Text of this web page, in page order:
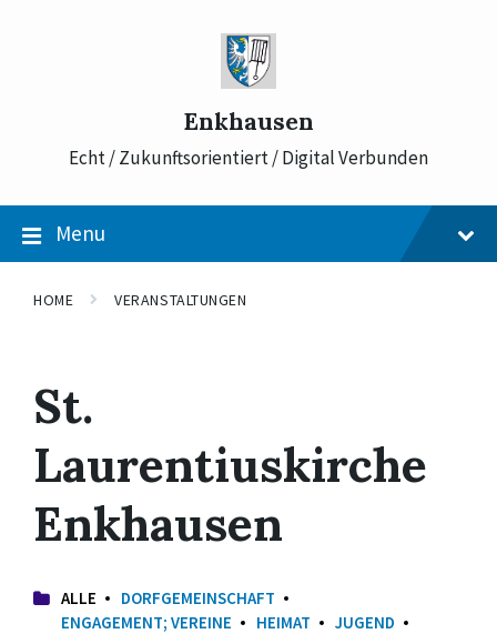
Enkhausen
Echt / Zukunftsorientiert / Digital Verbunden
Menu
HOME VERANSTALTUNGEN
St.
Laurentiuskirche
Enkhausen
ALLE
DORFGEMEINSCHAFT
ENGAGEMENT; VEREINE
HEIMAT
JUGEND